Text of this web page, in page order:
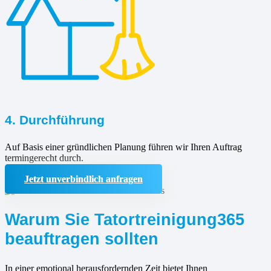
4. Durchführung
Auf Basis einer gründlichen Planung führen wir Ihren Auftrag
termingerecht durch.
Jetzt unverbindlich anfragen
Warum Sie Tatortreinigung365
beauftragen sollten
In einer emotional herausfordernden Zeit bietet Ihnen